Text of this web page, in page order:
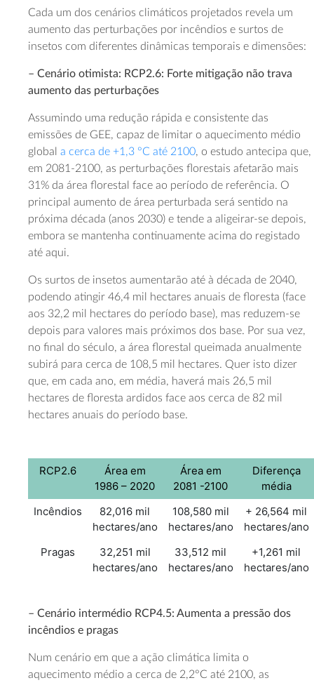
Cada um dos cenários climáticos projetados revela um
aumento das perturbações por incêndios e surtos de
insetos com diferentes dinâmicas temporais e dimensões:
– Cenário otimista: RCP2.6: Forte mitigação não trava
aumento das perturbações
Assumindo uma redução rápida e consistente das
emissões de GEE, capaz de limitar o aquecimento médio
global a cerca de +1,3 °C até 2100, o estudo antecipa que,
em 2081-2100, as perturbações florestais afetarão mais
31% da área florestal face ao período de referência. O
principal aumento de área perturbada será sentido na
próxima década (anos 2030) e tende a aligeirar-se depois,
embora se mantenha continuamente acima do registado
até aqui.
Os surtos de insetos aumentarão até à década de 2040,
podendo atingir 46,4 mil hectares anuais de floresta (face
aos 32,2 mil hectares do período base), mas reduzem-se
depois para valores mais próximos dos base. Por sua vez,
no final do século, a área florestal queimada anualmente
subirá para cerca de 108,5 mil hectares. Quer isto dizer
que, em cada ano, em média, haverá mais 26,5 mil
hectares de floresta ardidos face aos cerca de 82 mil
hectares anuais do período base.
RCP2.6
Área em
1986 – 2020
Área em
2081 -2100
Diferença
média
Incêndios
82,016 mil
hectares/ano
108,580 mil
hectares/ano
+ 26,564 mil
hectares/ano
Pragas
32,251 mil
hectares/ano
33,512 mil
hectares/ano
+1,261 mil
hectares/ano
– Cenário intermédio RCP4.5: Aumenta a pressão dos
incêndios e pragas
Num cenário em que a ação climática limita o
aquecimento médio a cerca de 2,2°C até 2100, as